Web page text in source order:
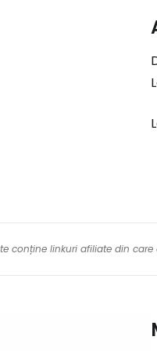
conține linkuri afiliate din